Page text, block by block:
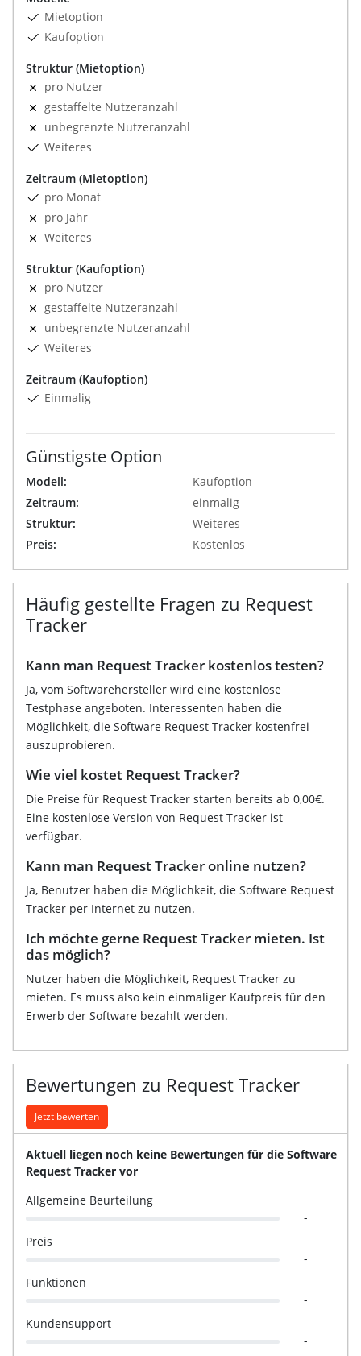
Mietoption
Kaufoption
Struktur (Mietoption)
pro Nutzer
gestaffelte Nutzeranzahl
unbegrenzte Nutzeranzahl
Weiteres
Zeitraum (Mietoption)
pro Monat
pro Jahr
Weiteres
Struktur (Kaufoption)
pro Nutzer
gestaffelte Nutzeranzahl
unbegrenzte Nutzeranzahl
Weiteres
Zeitraum (Kaufoption)
Einmalig
Günstigste Option
Modell:
Kaufoption
Zeitraum:
einmalig
Struktur:
Weiteres
Preis:
Kostenlos
Häufig gestellte Fragen zu Request
Tracker
Kann man Request Tracker kostenlos testen?
Ja, vom Softwarehersteller wird eine kostenlose
Testphase angeboten. Interessenten haben die
Möglichkeit, die Software Request Tracker kostenfrei
auszuprobieren.
Wie viel kostet Request Tracker?
Die Preise für Request Tracker starten bereits ab 0,00€.
Eine kostenlose Version von Request Tracker ist
verfügbar.
Kann man Request Tracker online nutzen?
Ja, Benutzer haben die Möglichkeit, die Software Request
Tracker per Internet zu nutzen.
Ich möchte gerne Request Tracker mieten. Ist
das möglich?
Nutzer haben die Möglichkeit, Request Tracker zu
mieten. Es muss also kein einmaliger Kaufpreis für den
Erwerb der Software bezahlt werden.
Bewertungen zu Request Tracker
Jetzt bewerten
Aktuell liegen noch keine Bewertungen für die Software
Request Tracker vor
Allgemeine Beurteilung
-
Preis
-
Funktionen
-
Kundensupport
-